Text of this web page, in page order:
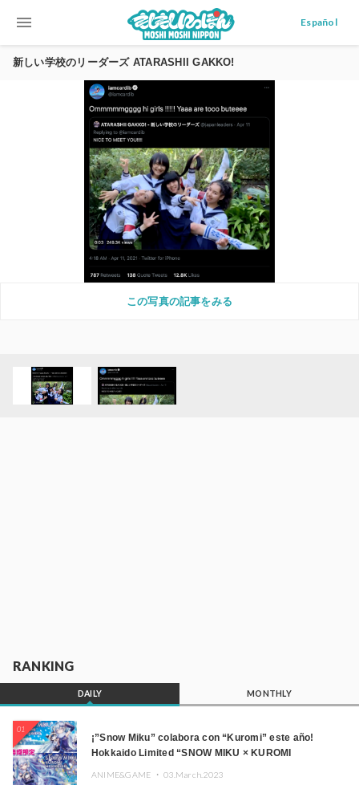
menu Español
新しい学校のリーダーズ ATARASHII GAKKO!
この写真の記事をみる
RANKING
DAILY MONTHLY
01
¡”Snow Miku” colabora con “Kuromi” este año!
Hokkaido Limited “SNOW MIKU × KUROMI
ANIME&GAME ・03.March.2023